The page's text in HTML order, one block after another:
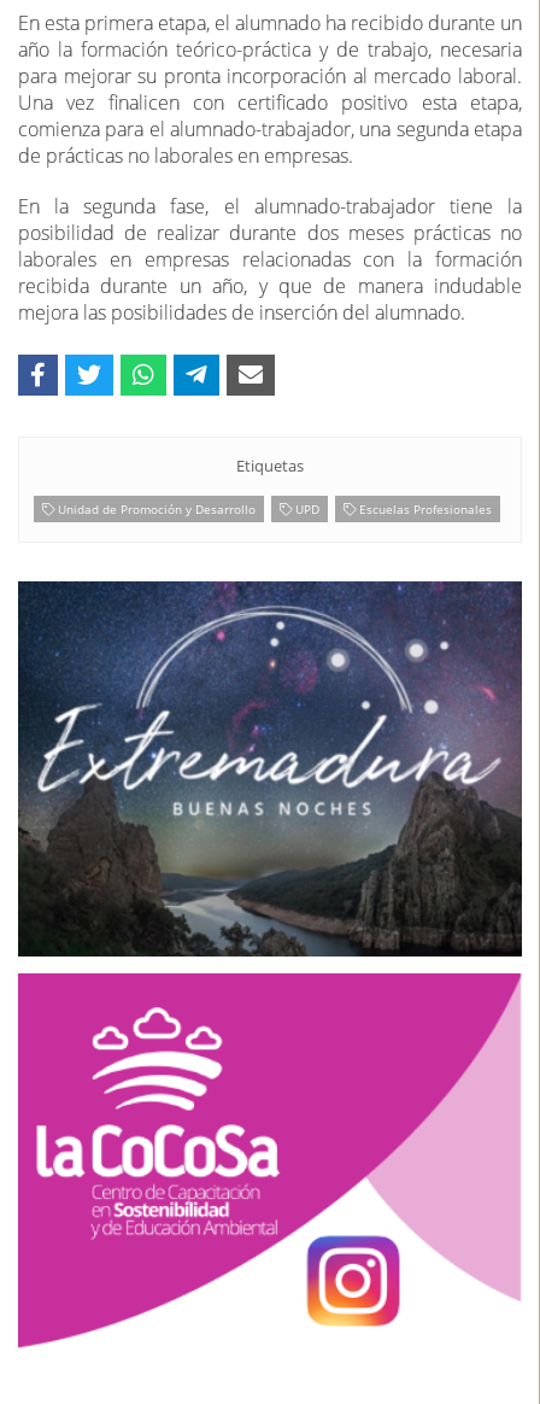
En esta primera etapa, el alumnado ha recibido durante un
año la formación teórico-práctica y de trabajo, necesaria
para mejorar su pronta incorporación al mercado laboral.
Una vez finalicen con certificado positivo esta etapa,
comienza para el alumnado-trabajador, una segunda etapa
de prácticas no laborales en empresas.
En la segunda fase, el alumnado-trabajador tiene la
posibilidad de realizar durante dos meses prácticas no
laborales en empresas relacionadas con la formación
recibida durante un año, y que de manera indudable
mejora las posibilidades de inserción del alumnado.
Etiquetas
Unidad de Promoción y Desarrollo UPD Escuelas Profesionales